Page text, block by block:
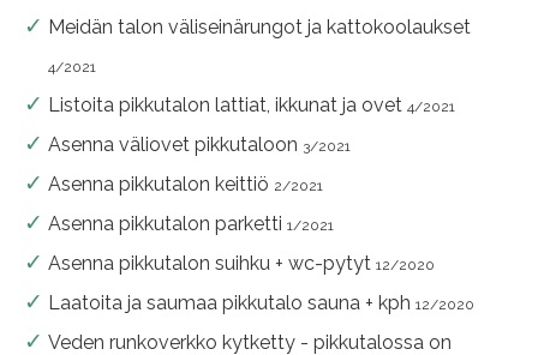
Meidän talon väliseinärungot ja kattokoolaukset
4/2021
Listoita pikkutalon lattiat, ikkunat ja ovet 4/2021
Asenna väliovet pikkutaloon 3/2021
Asenna pikkutalon keittiö 2/2021
Asenna pikkutalon parketti 1/2021
Asenna pikkutalon suihku + wc-pytyt 12/2020
Laatoita ja saumaa pikkutalo sauna + kph 12/2020
Veden runkoverkko kytketty - pikkutalossa on